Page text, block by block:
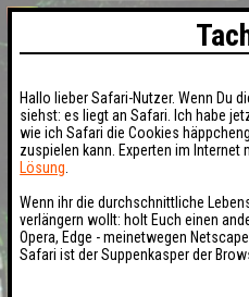
Hallo lieber Safari-Nutzer. Wenn Du
siehst: es liegt an Safari. Ich habe
wie ich Safari die Cookies
zuspielen kann. Experten im Internet
Lösung
Wenn ihr die durchschnittliche
verlängern wollt: holt Euch einen
Opera, Edge - meinetwegen
Safari ist der Suppenkasper der